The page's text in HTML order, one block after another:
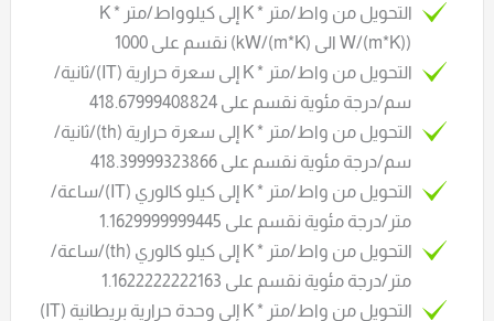
التحويل من واط/متر * K إلى كيلوواط/متر * K
(W/(m*K) الى kW/(m*K)) نقسم على 1000
التحويل من واط/متر * K إلى سعرة حرارية (IT)/ثانية/
سم/درجة مئوية نقسم على 418.67999408824
التحويل من واط/متر * K إلى سعرة حرارية (th)/ثانية/
سم/درجة مئوية نقسم على 418.39999323866
التحويل من واط/متر * K إلى كيلو كالوري (IT)/ساعة/
متر/درجة مئوية نقسم على 1.1629999999445
التحويل من واط/متر * K إلى كيلو كالوري (th)/ساعة/
متر/درجة مئوية نقسم على 1.1622222222163
التحويل من واط/متر * K إلى وحدة حرارية بريطانية (IT)